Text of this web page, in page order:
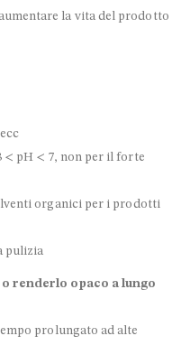
la vita del prodotto
< pH < 7, non per il forte
organici per i prodotti
pulizia
renderlo opaco a lungo
prolungato ad alte